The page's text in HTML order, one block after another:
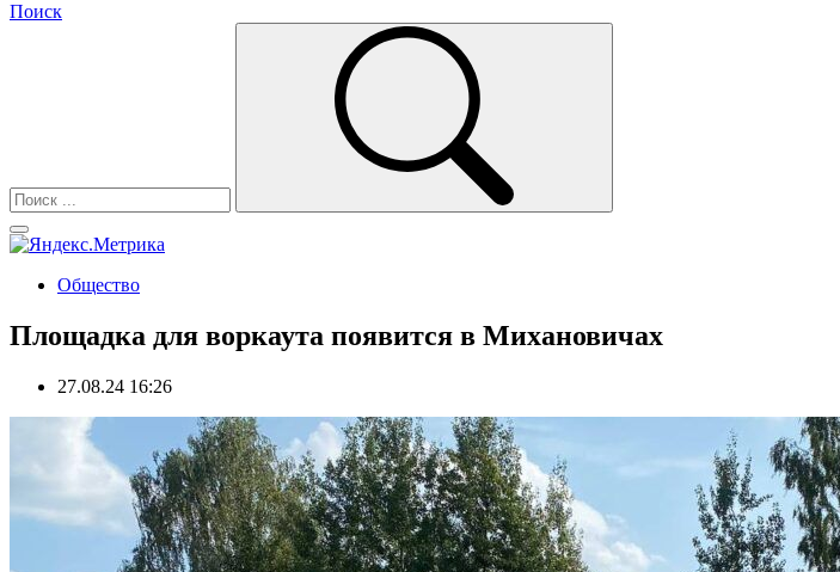
Поиск
Общество
Площадка для воркаута появится в Михановичах
27.08.24 16:26